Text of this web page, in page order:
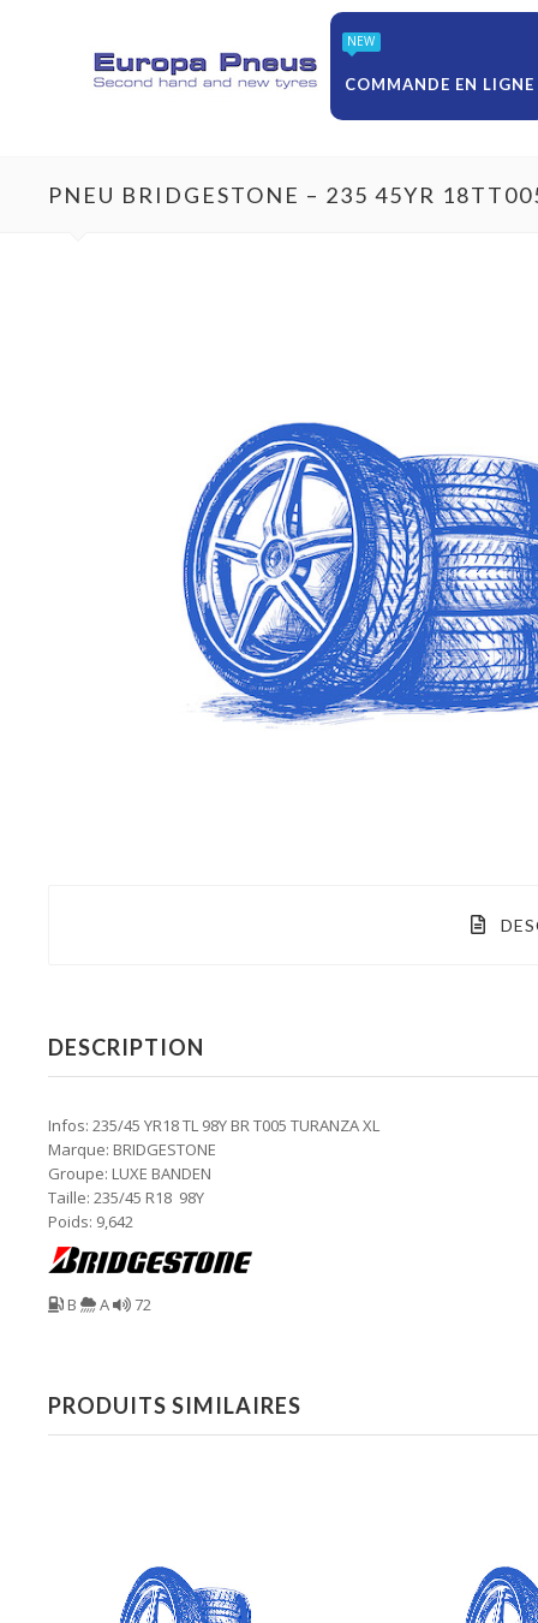
NEW
COMMANDE EN LIGNE
PNEU BRIDGESTONE – 235 45YR
DESCRIPTION
Infos: 235/45 YR18 TL 98Y BR T005 TURANZA XL
Marque: BRIDGESTONE
Groupe: LUXE BANDEN
Taille: 235/45 R18 98Y
Poids: 9,642
B A 72
PRODUITS SIMILAIRES